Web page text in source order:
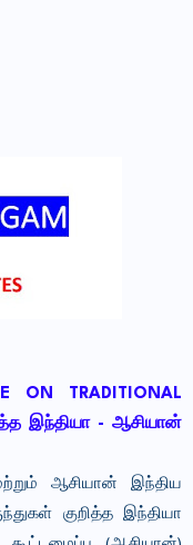
ON TRADITIONAL
இந்தியா - ஆசியான்
ஆசியான் இந்திய
குறித்த இந்தியா